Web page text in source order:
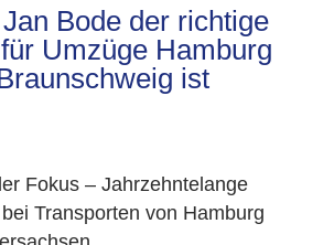
Bode der richtige
Umzüge Hamburg
ist
Fokus – Jahrzehntelange
Transporten von Hamburg